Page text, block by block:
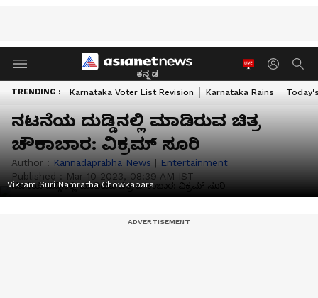
ಕನ್ನಡ
TRENDING : Karnataka Voter List Revision Karnataka Rains
ನಟನೆಯ ದುಡ್ಡಿನಲ್ಲಿ ಮಾಡಿರುವ ಚಿತ್ರ
ಚೌಕಾಬಾರ: ವಿಕ್ರಮ್‌ ಸೂರಿ
Author : Kannadaprabha News | Entertainment
Published : Mar 10 2023, 08:39 AM IST
Vikram Suri Namratha Chowkabara